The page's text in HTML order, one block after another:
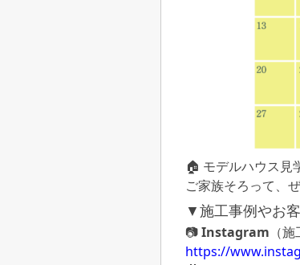
🏠 モデルハウス見
ご家族そろって、
▼施工事例やお
📷Instagram （
https://